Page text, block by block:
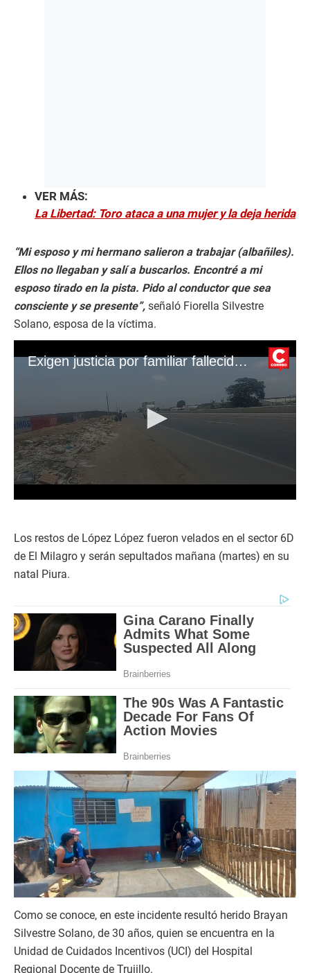
VER MÁS:
La Libertad: Toro ataca a una mujer y la deja herida
“Mi esposo y mi hermano salieron a trabajar (albañiles).
Ellos no llegaban y salí a buscarlos. Encontré a mi
esposo tirado en la pista. Pido al conductor que sea
consciente y se presente”, señaló Fiorella Silvestre
Solano, esposa de la víctima.
Exigen justicia por familiar fallecido en Trujillo
c
n
d
s
2
m
i
t
,
5
5
s
o
d
Los restos de López López fueron velados en el sector 6D
de El Milagro y serán sepultados mañana (martes) en su
natal Piura.
Como se conoce, en este incidente resultó herido Brayan
Silvestre Solano, de 30 años, quien se encuentra en la
Unidad de Cuidados Incentivos (UCI) del Hospital
Regional Docente de Trujillo.